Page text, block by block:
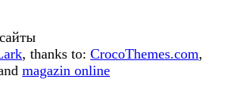
, thanks to: CrocoThemes.com,
magazin online